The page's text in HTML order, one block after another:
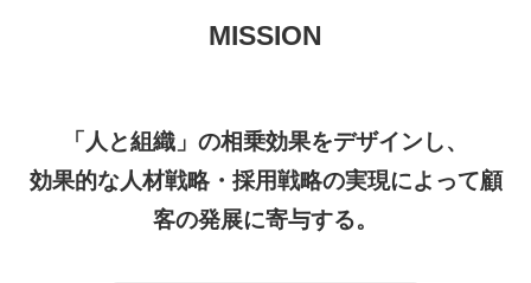
MISSION
「人と組織」の相乗効果をデザインし、
効果的な人材戦略・採用戦略の実現によって顧
客の発展に寄与する。